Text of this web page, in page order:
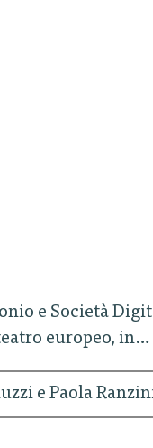
e Società
europeo, in…
e Paola